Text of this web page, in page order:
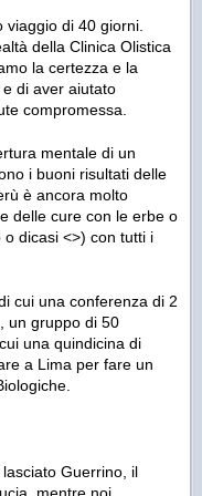
di 40 giorni.
della Clinica Olistica
la certezza e la
di aver aiutato
compromessa.
mentale di un
i buoni risultati delle
è ancora molto
delle cure con le erbe o
o dicasi <>) con tutti i
cui una conferenza di 2
un gruppo di 50
una quindicina di
a Lima per fare un
Guerrino, il